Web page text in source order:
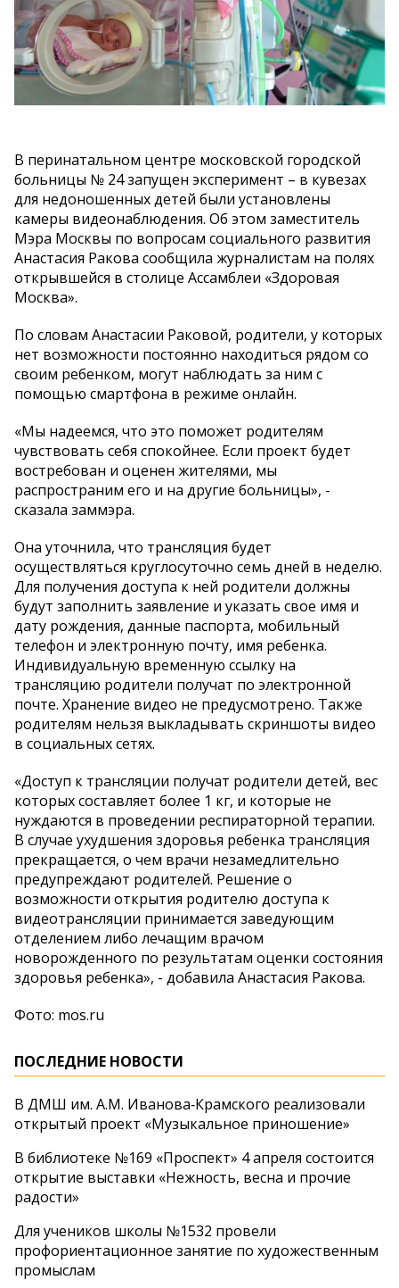
В перинатальном центре московской городской
больницы № 24 запущен эксперимент – в кувезах
для недоношенных детей были установлены
камеры видеонаблюдения. Об этом заместитель
Мэра Москвы по вопросам социального развития
Анастасия Ракова сообщила журналистам на полях
открывшейся в столице Ассамблеи «Здоровая
Москва».
По словам Анастасии Раковой, родители, у которых
нет возможности постоянно находиться рядом со
своим ребенком, могут наблюдать за ним с
помощью смартфона в режиме онлайн.
«Мы надеемся, что это поможет родителям
чувствовать себя спокойнее. Если проект будет
востребован и оценен жителями, мы
распространим его и на другие больницы», -
сказала заммэра.
Она уточнила, что трансляция будет
осуществляться круглосуточно семь дней в неделю.
Для получения доступа к ней родители должны
будут заполнить заявление и указать свое имя и
дату рождения, данные паспорта, мобильный
телефон и электронную почту, имя ребенка.
Индивидуальную временную ссылку на
трансляцию родители получат по электронной
почте. Хранение видео не предусмотрено. Также
родителям нельзя выкладывать скриншоты видео
в социальных сетях.
«Доступ к трансляции получат родители детей, вес
которых составляет более 1 кг, и которые не
нуждаются в проведении респираторной терапии.
В случае ухудшения здоровья ребенка трансляция
прекращается, о чем врачи незамедлительно
предупреждают родителей. Решение о
возможности открытия родителю доступа к
видеотрансляции принимается заведующим
отделением либо лечащим врачом
новорожденного по результатам оценки состояния
здоровья ребенка», - добавила Анастасия Ракова.
Фото: mos.ru
ПОСЛЕДНИЕ НОВОСТИ
В ДМШ им. А.М. Иванова‑Крамского реализовали
открытый проект «Музыкальное приношение»
В библиотеке №169 «Проспект» 4 апреля состоится
открытие выставки «Нежность, весна и прочие
радости»
Для учеников школы №1532 провели
профориентационное занятие по художественным
промыслам